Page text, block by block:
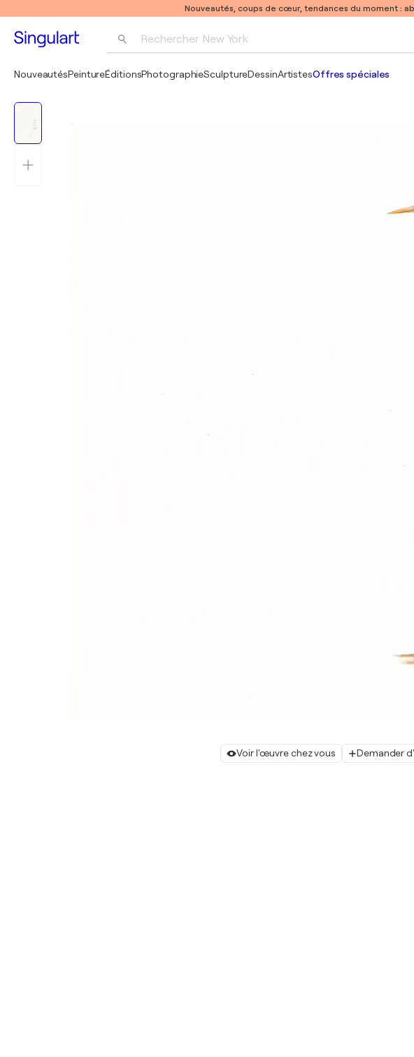
Nouveautés, coups de cœur, tendances du moment :
Rechercher New York
NouveautésPeintureÉditionsPhotographieSculptureDessinArtistesOffres spéciales
Voir l'œuvre chez vous Demander